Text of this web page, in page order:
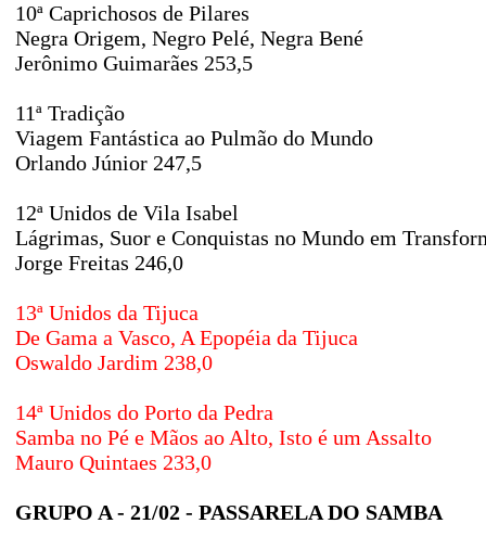
10ª Caprichosos de Pilares
Negra Origem, Negro Pelé, Negra Bené
Jerônimo Guimarães 253,5
11ª Tradição
Viagem Fantástica ao Pulmão do Mundo
Orlando Júnior 247,5
12ª Unidos de Vila Isabel
Lágrimas, Suor e Conquistas no Mundo em
Jorge Freitas 246,0
13ª Unidos da Tijuca
De Gama a Vasco, A Epopéia da Tijuca
Oswaldo Jardim 238,0
14ª Unidos do Porto da Pedra
Samba no Pé e Mãos ao Alto, Isto é um Assalto
Mauro Quintaes 233,0
GRUPO A - 21/02 - PASSARELA DO SAMBA